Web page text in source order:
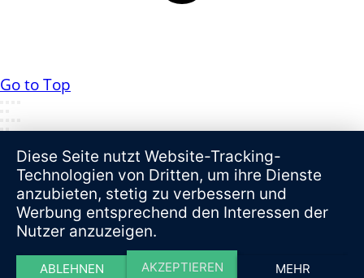
Go to Top
Diese Seite nutzt Website-Tracking-
Technologien von Dritten, um ihre Dienste
anzubieten, stetig zu verbessern und
Werbung entsprechend den Interessen der
Nutzer anzuzeigen.
ABLEHNEN AKZEPTIEREN MEHR